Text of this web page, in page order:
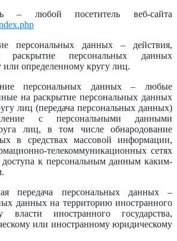
– любой посетитель веб-сайта
персональных данных – действия,
раскрытие персональных данных
определенному кругу лиц.
персональных данных – любые
на раскрытие персональных данных
лиц (передача персональных данных)
с персональными данными
лиц, в том числе обнародование
в средствах массовой информации,
телекоммуникационных сетях
доступа к персональным данным каким-
передача персональных данных –
данных на территорию иностранного
власти иностранного государства,
или иностранному юридическому